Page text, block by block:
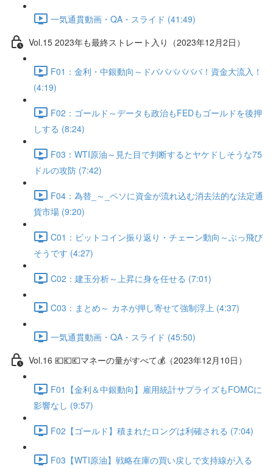
一気通貫動画・QA・スライド (41:49)
Vol.15 2023年も最終ストレート入り（2023年12月2日）
F01：金利・中銀動向～ドババババババ！資金大流入！
(4:19)
F02：ゴールド～データも政治もFEDもゴールドを後押
しする (8:24)
F03：WTI原油～見た目で判断するとヤケドしそうな75
ドルの攻防 (7:42)
F04：為替_～_ペソに資金が流れ込む消去法的な法定通
貨市場 (9:20)
C01：ビットコイン振り返り・チェーン動向～ぶっ飛び
そうです (4:27)
C02：建玉分析～上昇に身を任せる (7:01)
C03：まとめ～ カネが押し寄せて強制浮上 (4:37)
一気通貫動画・QA・スライド (45:50)
Vol.16 💶💶💶マネーの量がすべて💰（2023年12月10日）
F01【金利＆中銀動向】雇用統計サプライズもFOMCに
影響なし (9:57)
F02【ゴールド】積まれたロングは利確される (7:04)
F03【WTI原油】戦略在庫の買い戻しで支持線が入る